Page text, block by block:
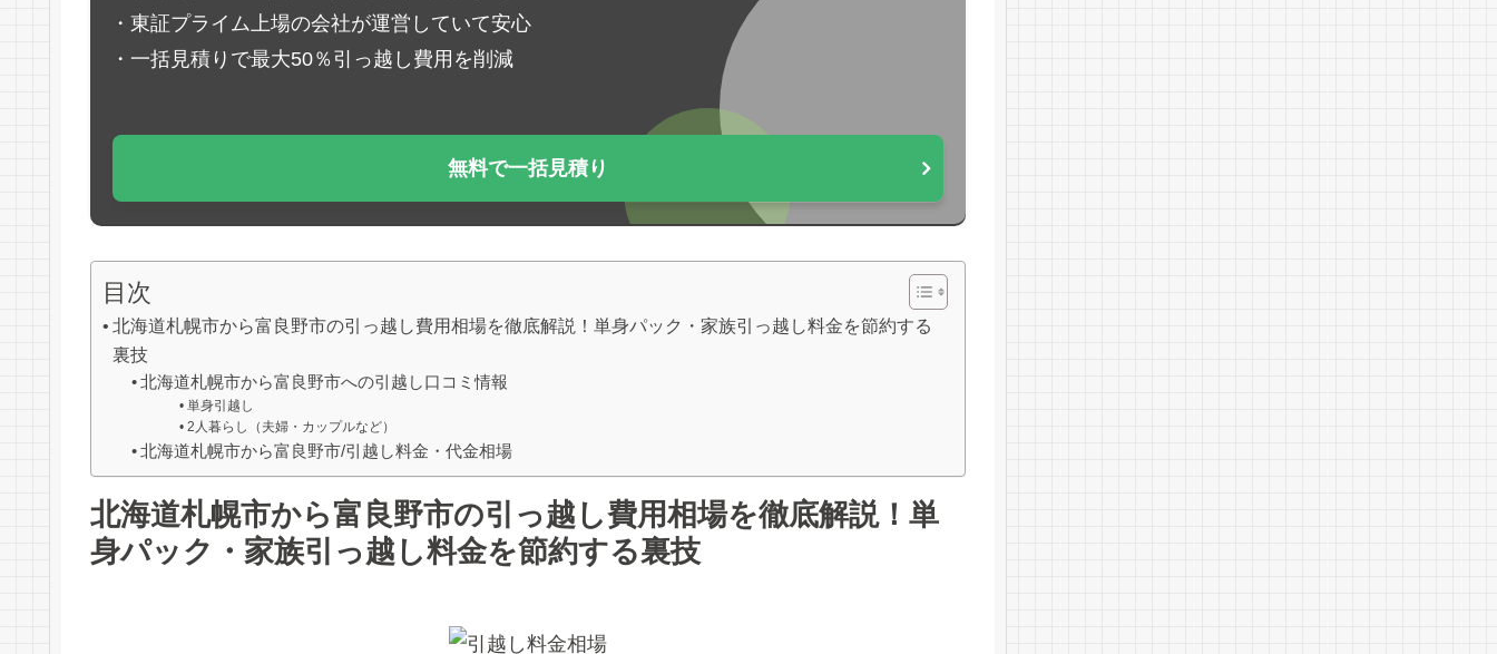
・東証プライム上場の会社が運営していて安心
・一括見積りで最大50％引っ越し費用を削減
無料で一括見積り
目次
北海道札幌市から富良野市の引っ越し費用相場を徹底解説！単身パック・家族引っ越し料金を節約する
裏技
北海道札幌市から富良野市への引越し口コミ情報
単身引越し
2人暮らし（夫婦・カップルなど）
北海道札幌市から富良野市/引越し料金・代金相場
北海道札幌市から富良野市の引っ越し費用相場を徹底解説！単
身パック・家族引っ越し料金を節約する裏技